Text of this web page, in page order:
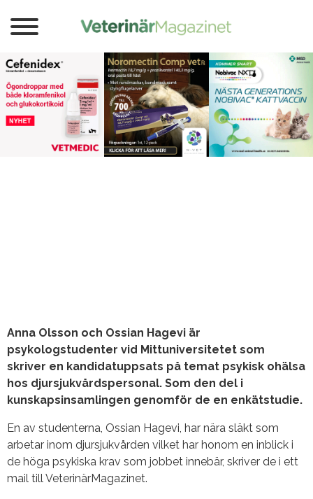
26 november 2020
Psykologstudenter kartlägger
psykisk ohälsa inom djursjukvården
Anna Olsson och Ossian Hagevi är
psykologstudenter vid Mittuniversitetet som
skriver en kandidatuppsats på temat psykisk ohälsa
hos djursjukvårdspersonal. Som den del i
kunskapsinsamlingen genomför de en enkätstudie.
En av studenterna, Ossian Hagevi, har nära släkt som
arbetar inom djursjukvården vilket har honom en inblick i
de höga psykiska krav som jobbet innebär, skriver de i ett
mail till VeterinärMagazinet.